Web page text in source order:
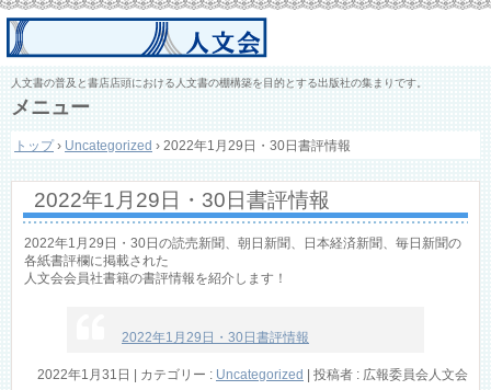
人文書の普及と書店店頭における人文書の棚構築を目的とする出版社の集まりです。
メニュー
ン
ン
へ
トップ › Uncategorized › 2022年1月29日・30日書評情報
2022年1月29日・30日書評情報
2022年1月29日・30日の読売新聞、朝日新聞、日本経済新聞、毎日新聞の
各紙書評欄に掲載された
人文会会員社書籍の書評情報を紹介します！
2022年1月29日・30日書評情報
2022年1月31日 | カテゴリー : Uncategorized | 投稿者 : 広報委員会人文会